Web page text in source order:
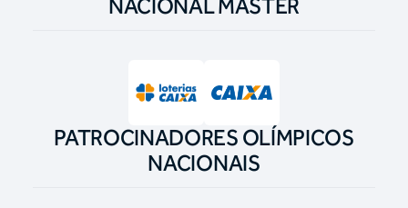
NACIONAL MASTER
PATROCINADORES OLÍMPICOS
NACIONAIS